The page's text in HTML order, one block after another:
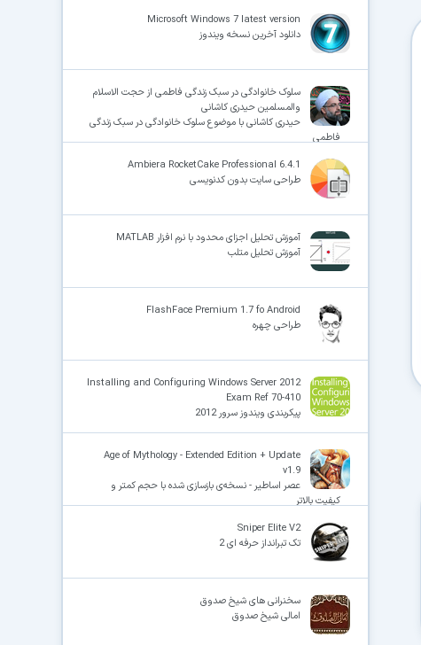
Microsoft Windows 7 latest version
دانلود آخرین نسخه ویندوز
سلوک خانوادگی در سبک زندگی فاطمی از حجت الاسلام
والمسلمین حیدری کاشانی
حیدری کاشانی با موضوع سلوک خانوادگی در سبک زندگی
فاطمی
Ambiera RocketCake Professional 6.4.1
طراحی سایت بدون کدنویسی
آموزش تحلیل اجزای محدود با نرم افزار MATLAB
آموزش تحلیل متلب
FlashFace Premium 1.7 fo Android
طراحی چهره
Installing and Configuring Windows Server 2012
Exam Ref 70-410
پیکربندی ویندوز سرور 2012
Age of Mythology - Extended Edition + Update
v1.9
عصر اساطیر - نسخه‌ی بازسازی شده با حجم کمتر و
کیفیت‌ بالاتر
Sniper Elite V2
تک تبرانداز حرفه ای 2
سخنرانی های شیخ صدوق
امالی شیخ صدوق